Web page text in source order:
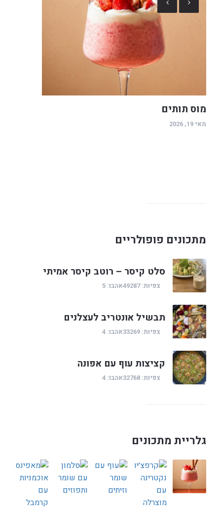
מוס תותים
מאי 19, 2026
מתכונים פופולריים
סלט קיסר – רוטב קיסר אמיתי
צפיות: 49287 אהבו: 5
תבשיל אונטריב לעצלנים
צפיות: 33269 אהבו: 4
קציצות עוף עם אפונה
צפיות: 32768 אהבו: 4
גלריית מתכונים